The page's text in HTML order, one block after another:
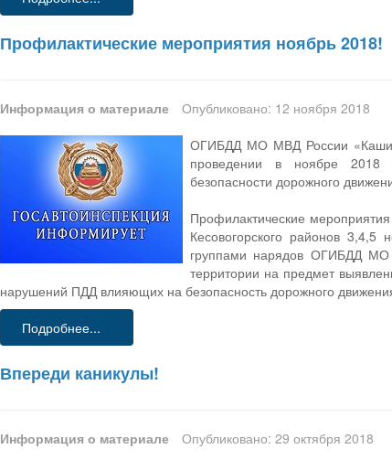
Профилактические мероприятия ноябрь 2018!
Информация о материале
Опубликовано: 12 ноября 2018
ОГИБДД МО МВД России
проведении в ноябре 2018
безопасности дорожного
Профилактические
Кесовогорского районов
группами нарядов ОГИБДД МО
территории на предмет
нарушений ПДД влияющих на безопасность дорожного
Подробнее...
Впереди каникулы!
Информация о материале
Опубликовано: 29 октября 2018